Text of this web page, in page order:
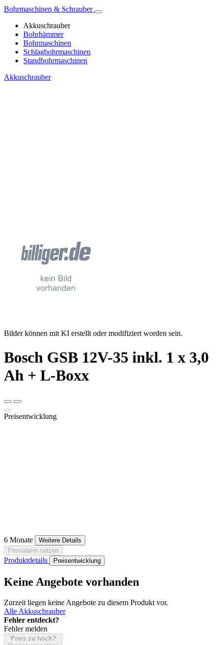
Bohrmaschinen & Schrauber
Akkuschrauber
Bohrhämmer
Bohrmaschinen
Schlagbohrmaschinen
Standbohrmaschinen
Akkuschrauber
Bilder können mit KI erstellt oder modifiziert worden sein.
Bosch GSB 12V-35 inkl. 1 x 3,0
Ah + L-Boxx
Preisentwicklung
6 Monate
Weitere Details
Preisalarm setzen
Produktdetails Preisentwicklung
Keine Angebote vorhanden
Zurzeit liegen keine Angebote zu diesem Produkt vor.
Alle Akkuschrauber
Fehler entdeckt?
Fehler melden
Preis zu hoch?